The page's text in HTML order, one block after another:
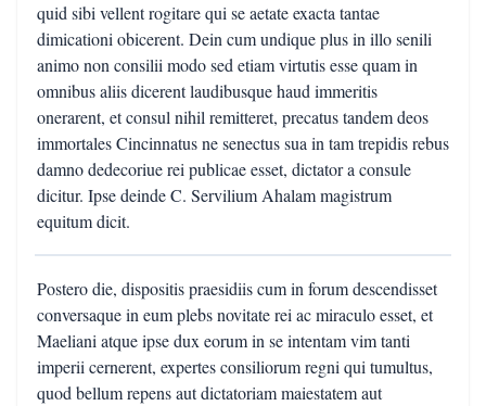
quid sibi vellent rogitare qui se aetate exacta tantae
dimicationi obicerent. Dein cum undique plus in illo senili
animo non consilii modo sed etiam virtutis esse quam in
omnibus aliis dicerent laudibusque haud immeritis
onerarent, et consul nihil remitteret, precatus tandem deos
immortales Cincinnatus ne senectus sua in tam trepidis rebus
damno dedecoriue rei publicae esset, dictator a consule
dicitur. Ipse deinde C. Servilium Ahalam magistrum
equitum dicit.
Postero die, dispositis praesidiis cum in forum descendisset
conversaque in eum plebs novitate rei ac miraculo esset, et
Maeliani atque ipse dux eorum in se intentam vim tanti
imperii cernerent, expertes consiliorum regni qui tumultus,
quod bellum repens aut dictatoriam maiestatem aut